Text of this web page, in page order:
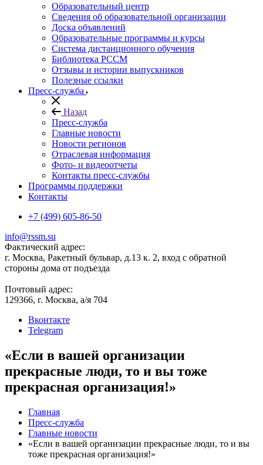
Образовательный центр
Сведения об образовательной организации
Доска объявлений
Образовательные программы и курсы
Система дистанционного обучения
Библиотека РССМ
Отзывы и истории выпускников
Полезные ссылки
Пресс-служба
Назад
Пресс-служба
Главные новости
Новости регионов
Отраслевая информация
Фото- и видеоотчеты
Контакты пресс-службы
Программы поддержки
Контакты
+7 (499) 605-86-50
info@rssm.su
Фактический адрес:
г. Москва, Ракетный бульвар, д.13 к. 2, вход с обратной
стороны дома от подъезда
Почтовый адрес:
129366, г. Москва, а/я 704
Вконтакте
Telegram
«Если в вашей организации
прекрасные люди, то и вы тоже
прекрасная организация!»
Главная
Пресс-служба
Главные новости
«Если в вашей организации прекрасные люди, то и вы
тоже прекрасная организация!»